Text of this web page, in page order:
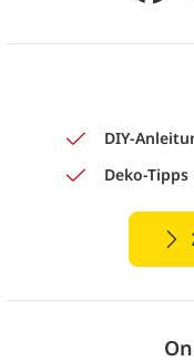
DIY-
Deko-Tipps